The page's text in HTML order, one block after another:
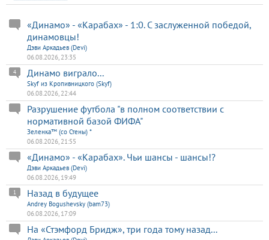
«Динамо» - «Карабах» - 1:0. С заслуженной победой,
динамовцы!
Дэви Аркадьев (Devi)
06.08.2026, 23:35
Динамо виграло...
4
Skyf из Кропивницкого (Skyf)
06.08.2026, 22:44
Разрушение футбола "в полном соответствии с
нормативной базой ФИФА"
Зеленка™ (со Стены) *
06.08.2026, 21:55
«Динамо» - «Карабах». Чьи шансы - шансы!?
Дэви Аркадьев (Devi)
06.08.2026, 19:49
Назад в будущее
1
Andrey Bogushevsky (bam73)
06.08.2026, 17:09
На «Стэмфорд Бридж», три года тому назад...